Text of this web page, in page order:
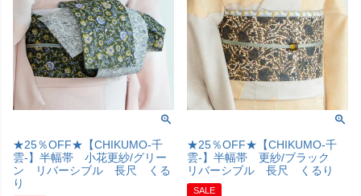
★25％OFF★【CHIKUMO-千
雲-】半幅帯 小花更紗/グリー
ン リバーシブル 長尺 くる
り
★25％OFF★【CHIKUMO-千
雲-】半幅帯 更紗/ブラック
リバーシブル 長尺 くるり
SALE